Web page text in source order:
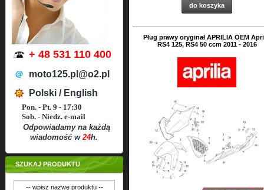
+ 48 531 110 400
moto125.pl@o2.pl
Polski / English
Pon. - Pt. 9 - 17:30
Sob. - Niedz. e-mail
Odpowiadamy na każdą
wiadomość w24h.
SZUKAJ PRODUKTU
do koszyka
Pług prawy oryginał APRILIA OEM
RS4 125, RS4 50 ccm 2011 - 2016